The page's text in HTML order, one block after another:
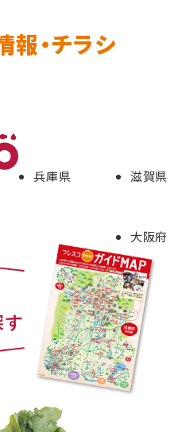
報・チラシ
兵庫県 滋賀県
大阪府